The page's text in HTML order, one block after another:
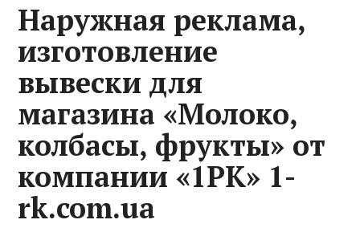
Наружная реклама,
изготовление
вывески для
магазина «Молоко,
колбасы, фрукты» от
компании «1РК» 1-
rk.com.ua